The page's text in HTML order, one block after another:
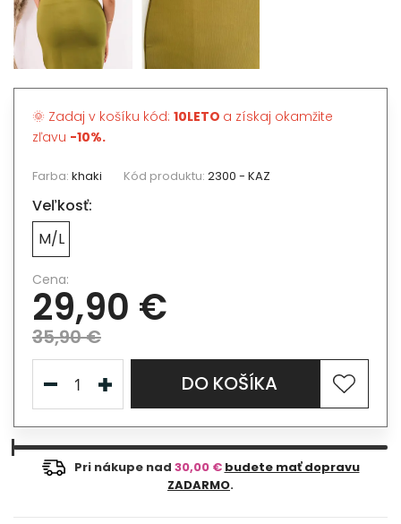
🌞 Zadaj v košíku kód: 10LETO a získaj okamžite
zľavu -10%.
Farba: khaki Kód produktu: 2300 - KAZ
Veľkosť:
M/L
Cena:
29,90 €
35,90 €
DO KOŠÍKA
Pri nákupe nad 30,00 € budete mať dopravu
ZADARMO.